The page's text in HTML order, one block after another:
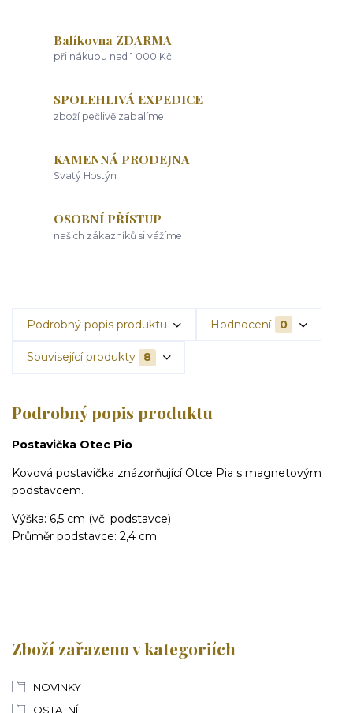
Balíkovna ZDARMA
při nákupu nad 1 000 Kč
SPOLEHLIVÁ EXPEDICE
zboží pečlivě zabalíme
KAMENNÁ PRODEJNA
Svatý Hostýn
OSOBNÍ PŘÍSTUP
našich zákazníků si vážíme
Podrobný popis produktu Hodnocení 0
Související produkty 8
Podrobný popis produktu
Postavička Otec Pio
Kovová postavička znázorňující Otce Pia s magnetovým
podstavcem.
Výška: 6,5 cm (vč. podstavce)
Průměr podstavce: 2,4 cm
Zboží zařazeno v kategoriích
NOVINKY
OSTATNÍ